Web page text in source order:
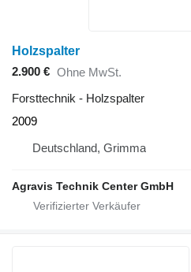
Holzspalter
2.900 € Ohne MwSt.
Forsttechnik - Holzspalter
2009
Deutschland, Grimma
Agravis Technik Center GmbH